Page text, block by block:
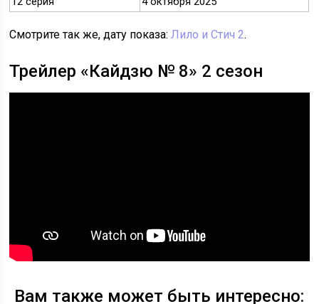
Смотрите так же, дату показа:Лило и Стич 2.
Трейлер «Кайдзю № 8» 2 сезон
Вам также может быть интересно: